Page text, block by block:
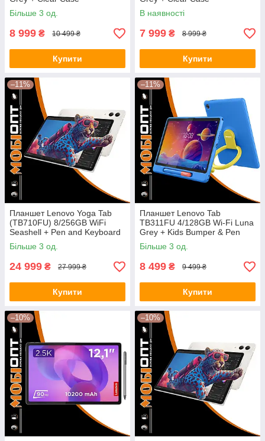
(ZAEJ0050UA) UA UCRF
Більше 3 од.
8 999 ₴ 10 499 ₴
Купити
(ZAEH0006UA) UA UCRF
В наявності
7 999 ₴ 8 999 ₴
Купити
–11%
Планшет Lenovo Yoga Tab
(TB710FU) 8/256GB WiFi
Seashell + Pen and Keyboard
(ZAG60147UA) UA UCRF
Більше 3 од.
24 999 ₴ 27 999 ₴
Купити
–11%
Планшет Lenovo Tab
TB311FU 4/128GB Wi-Fi Luna
Grey + Kids Bumper & Pen
(ZAEH0075UA) UA UCRF
Більше 3 од.
8 499 ₴ 9 499 ₴
Купити
–10% –10%